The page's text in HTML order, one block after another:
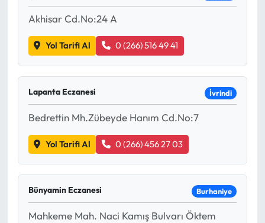
Akhisar Cd.No:24 A
Yol Tarifi Al 0 (266) 516 49 41
Lapanta Eczanesi İvrindi
Bedrettin Mh.Zübeyde Hanım Cd.No:7
Yol Tarifi Al 0 (266) 456 27 03
Bünyamin Eczanesi Burhaniye
Mahkeme Mah. Naci Kamış Bulvarı Öktem